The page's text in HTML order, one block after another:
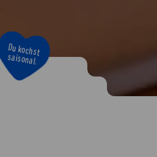
Du kochst
saisonal.